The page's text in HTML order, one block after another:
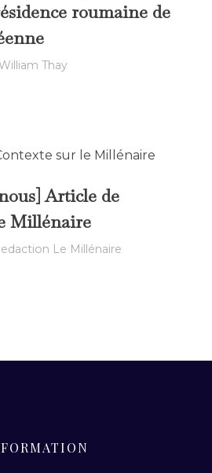
roumaine de
Thay
Article de
Millénaire
Le Millénaire